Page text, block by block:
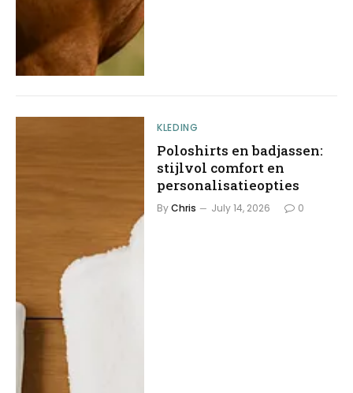
KLEDING
Poloshirts en badjassen:
stijlvol comfort en
personalisatieopties
ByChris July 14, 2026 0